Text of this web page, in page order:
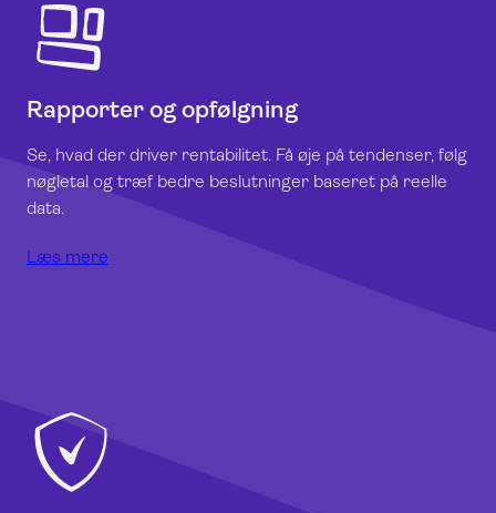
Rapporter og opfølgning
Se, hvad der driver rentabilitet. Få øje på tendenser, følg
nøgletal og træf bedre beslutninger baseret på reelle
data.
Læs mere